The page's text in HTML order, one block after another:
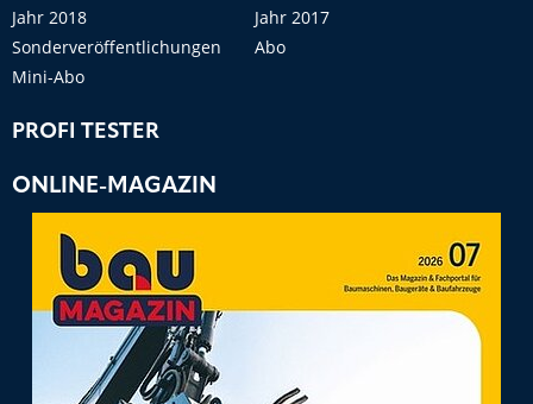
Jahr 2018
Jahr 2017
Sonderveröffentlichungen
Abo
Mini-Abo
PROFI TESTER
ONLINE-MAGAZIN